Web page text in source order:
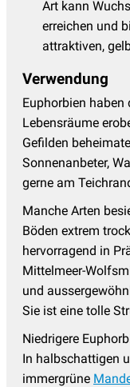
Art kann
erreichen und
attraktiven,
Verwendung
Euphorbien
Lebensräume
Gefilden
Sonnenanbeter,
gerne am
Manche Arten
Böden extrem
hervorragend in
Mittelmeer-
und
Sie ist eine tolle
Niedrigere
In halbschattigen
immergrüne